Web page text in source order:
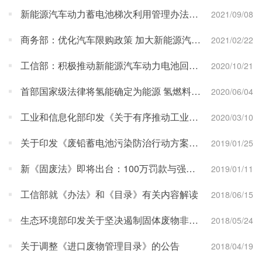
新能源汽车动力蓄电池梯次利用管理办法解读 2021/09/08
商务部：优化汽车限购政策 加大新能源汽车推广力度 2021/02/22
工信部：积极推动新能源汽车动力电池回收利用立法工作 2020/10/21
首部国家级法律将氢能确定为能源 氢燃料电池汽车发展喜提加速键 2020/06/04
工业和信息化部印发《关于有序推动工业通信业企业复工复产的指导意见》 2020/03/10
关于印发《废铅蓄电池污染防治行动方案》的通知 2019/01/25
新《固废法》即将出台：100万罚款与强制关停将成常态！企业38个常见危废问题汇总及解决方案！ 2019/01/11
工信部就《办法》和《目录》有关内容解读 2018/06/15
生态环境部印发关于坚决遏制固体废物非法转移和倾倒进一步加强危险废物全过程监管的通知 2018/05/24
关于调整《进口废物管理目录》的公告 2018/04/19